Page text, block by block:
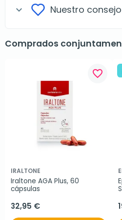
expand_more Nuestro
Comprados
favorite_border
IRALTONE
Iraltone AGA Plus, 60
cápsulas
32,95 €